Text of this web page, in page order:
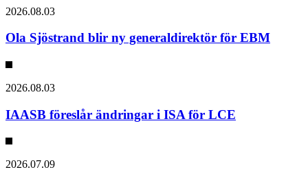
2026.08.03
Ola Sjöstrand blir ny generaldirektör för EBM
2026.08.03
IAASB föreslår ändringar i ISA för LCE
2026.07.09